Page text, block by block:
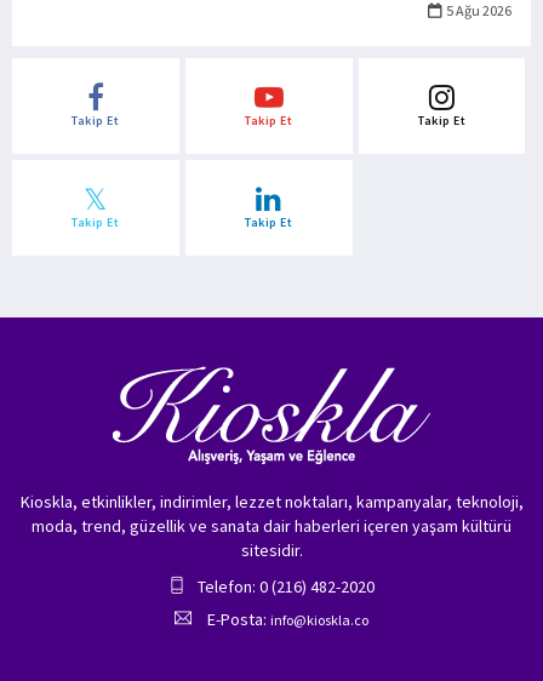
5 Ağu 2026
Takip Et Takip Et Takip Et
Takip Et Takip Et
Kioskla, etkinlikler, indirimler, lezzet noktaları, kampanyalar, teknoloji,
moda, trend, güzellik ve sanata dair haberleri içeren yaşam kültürü
sitesidir.
Telefon: 0 (216) 482-2020
E-Posta: info@kioskla.co